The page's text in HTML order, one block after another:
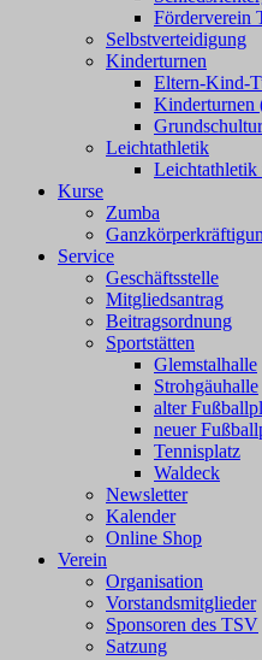
Förderverein
Selbstverteidigung
Kinderturnen
Eltern-Kind-
Kinderturnen
Leichtathletik
Leichtathletik
Kurse
Zumba
Service
Geschäftsstelle
Mitgliedsantrag
Beitragsordnung
Sportstätten
Glemstalhalle
Strohgäuhalle
alter
neuer
Tennisplatz
Waldeck
Newsletter
Kalender
Online Shop
Verein
Organisation
Vorstandsmitglieder
Sponsoren des TSV
Satzung